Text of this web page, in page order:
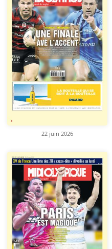
22 juin 2026